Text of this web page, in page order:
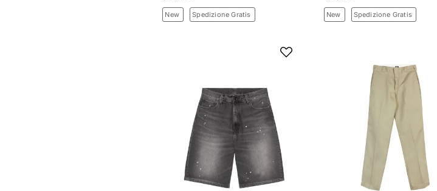
New Spedizione Gratis New Spedizione Gratis